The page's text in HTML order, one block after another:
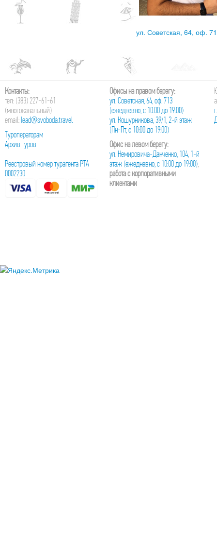
ул. Советская, 64, оф.
Контакты:
тел: (383) 227-61-61
(многоканальный)
email:lead@svoboda.travel
Туроператорам
Архив туров
Реестровый номер турагента РТА
0002230
Офисы на правом берегу:
ул. Советская, 64, оф. 713
(ежедневно, с 10:00 до 19:00)
ул. Кошурникова, 39/1, 2-й этаж
(Пн-Пт, с 10:00 до 19:00)
Офис на левом берегу:
ул. Немировича-Данченко, 104, 1-й
этаж(ежедневно, с 10:00 до 19:00),
работа с корпоративными
клиентами